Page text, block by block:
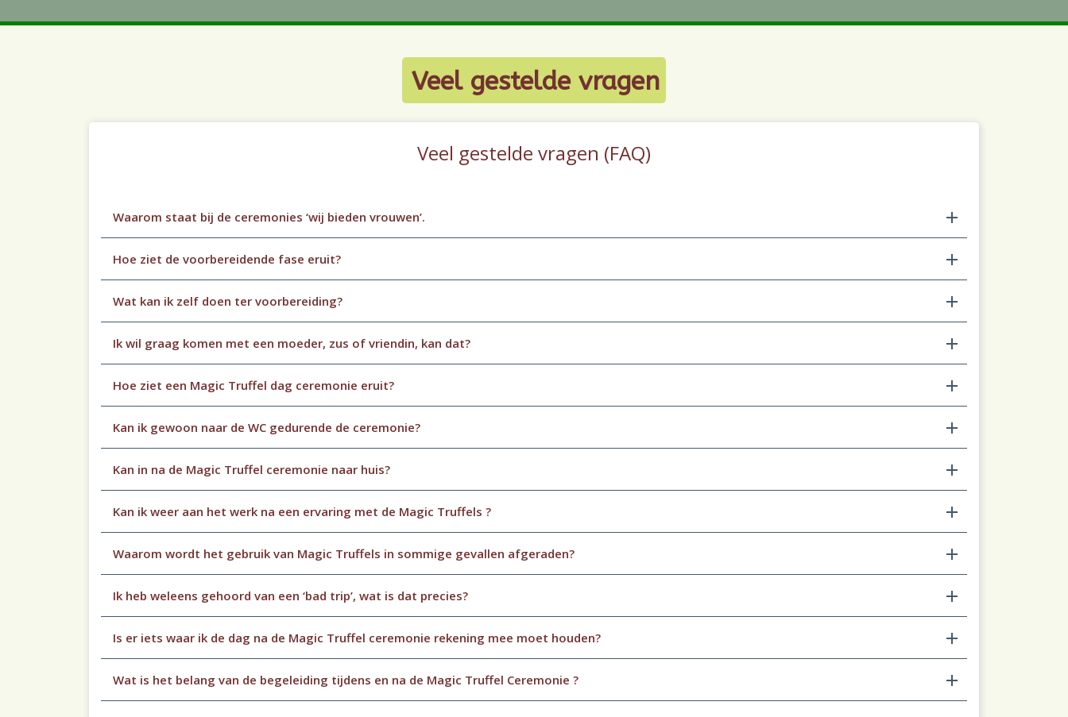
Veel gestelde vragen
Veel gestelde vragen (FAQ)
Waarom staat bij de ceremonies ‘wij bieden vrouwen’.
Hoe ziet de voorbereidende fase eruit?
Wat kan ik zelf doen ter voorbereiding?
Ik wil graag komen met een moeder, zus of vriendin, kan dat?
Hoe ziet een Magic Truffel dag ceremonie eruit?
Kan ik gewoon naar de WC gedurende de ceremonie?
Kan in na de Magic Truffel ceremonie naar huis?
Kan ik weer aan het werk na een ervaring met de Magic Truffels ?
Waarom wordt het gebruik van Magic Truffels in sommige gevallen afgeraden?
Ik heb weleens gehoord van een ‘bad trip’, wat is dat precies?
Is er iets waar ik de dag na de Magic Truffel ceremonie rekening mee moet houden?
Wat is het belang van de begeleiding tijdens en na de Magic Truffel Ceremonie ?